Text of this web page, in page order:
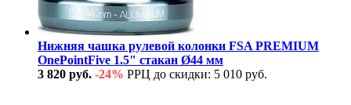
Нижняя чашка рулевой колонки FSA PREMIUM
OnePointFive 1.5" стакан Ø44 мм
3 820 руб. -24% РРЦ до скидки: 5 010 руб.